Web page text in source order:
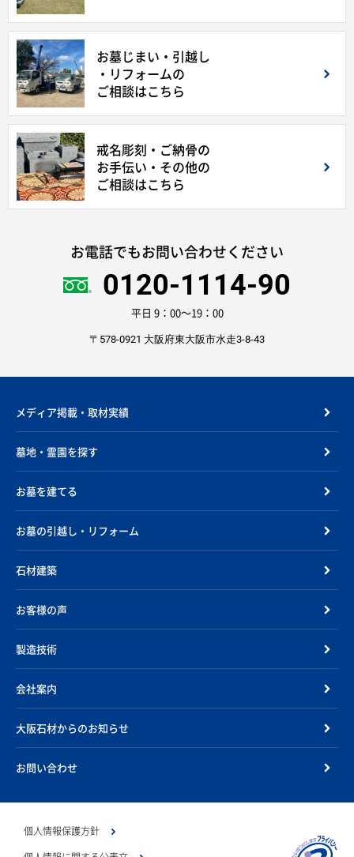
お墓じまい・引越し
・リフォームの
ご相談はこちら
戒名彫刻・ご納骨の
お手伝い・その他の
ご相談はこちら
お電話でもお問い合わせください
0120-1114-90
平日 9：00〜19：00
〒578-0921 大阪府東大阪市水走3-8-43
メディア掲載・取材実績
墓地・霊園を探す
お墓を建てる
お墓の引越し・リフォーム
石材建築
お客様の声
製造技術
会社案内
大阪石材からのお知らせ
お問い合わせ
個人情報保護方針